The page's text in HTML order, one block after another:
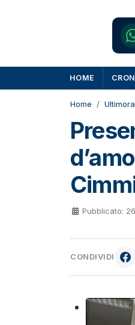
HOME
Home Ultimora
Pubblicato:
CONDIVIDI